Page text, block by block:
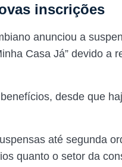
inscrições
anunciou a
Casa Já” devido a
desde que
até segunda
quanto o setor da